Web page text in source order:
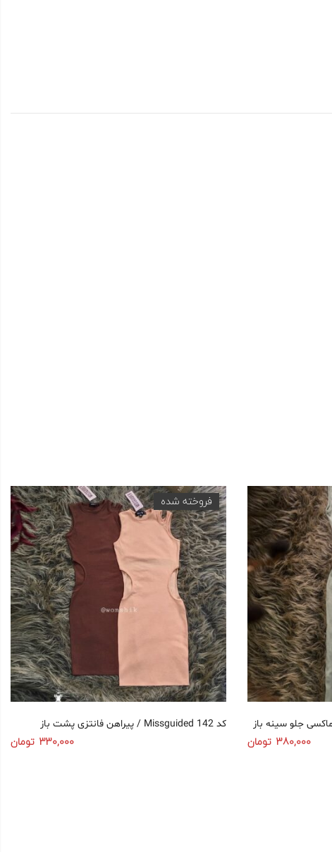
فروخته شده
پیراهن فانتزی پشت باز / Missguided کد 142
330,000 تومان 380,000 تومان